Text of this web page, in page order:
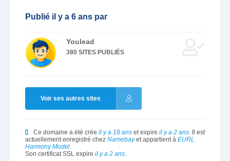
Publié il y a 6 ans par
Youlead
380 SITES PUBLIÉS
Voir ses autres sites
Ce domaine a été crée il y a 18 anset expire il y a 2 ans. Il est
actuellement enregistré chez Namebayet appartient à EURL
Harmony Model.
Son certificat SSL expire il y a 2 ans.